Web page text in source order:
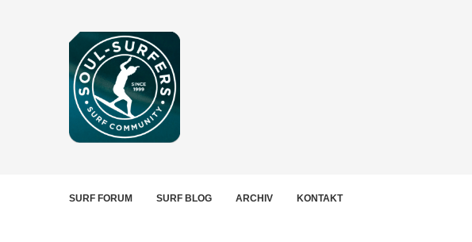
SURF FORUM SURF BLOG ARCHIV KONTAKT